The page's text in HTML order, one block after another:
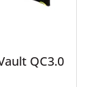
QC3.0